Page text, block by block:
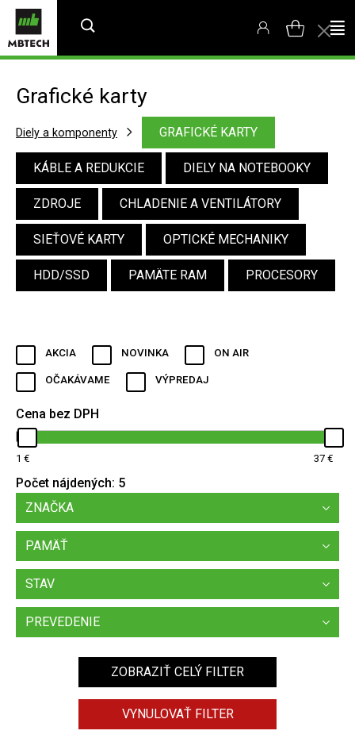
Grafické karty
Diely a komponenty GRAFICKÉ KARTY
KÁBLE A REDUKCIE DIELY NA NOTEBOOKY
ZDROJE CHLADENIE A VENTILÁTORY
SIEŤOVÉ KARTY OPTICKÉ MECHANIKY
HDD/SSD PAMÄTE RAM PROCESORY
AKCIA NOVINKA ON AIR
OČAKÁVAME VÝPREDAJ
Cena bez DPH
1 37
Počet nájdených: 5
ZNAČKA
PAMÄŤ
STAV
PREVEDENIE
ZOBRAZIŤ CELÝ FILTER
VYNULOVAŤ FILTER